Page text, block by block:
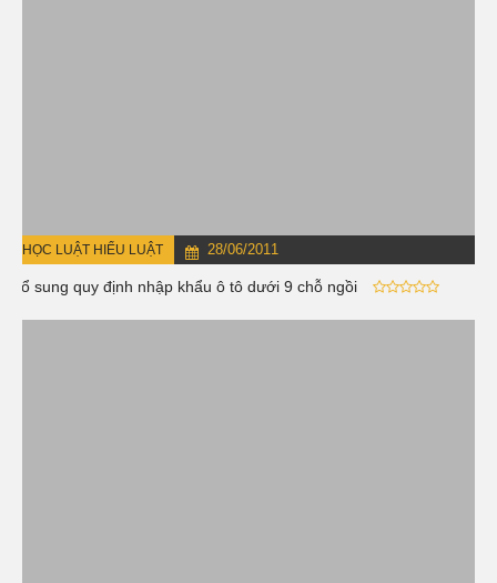
HỌC LUẬT HIỂU LUẬT 28/06/2011
Bổ sung quy định nhập khẩu ô tô dưới 9 chỗ ngồi